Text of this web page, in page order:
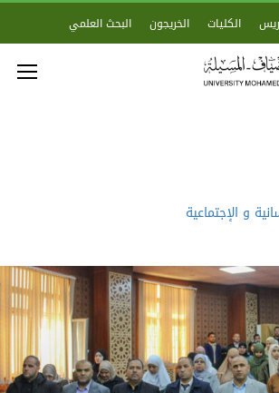
الكليات الخريجون البحث العلمي
و الإجتماعية